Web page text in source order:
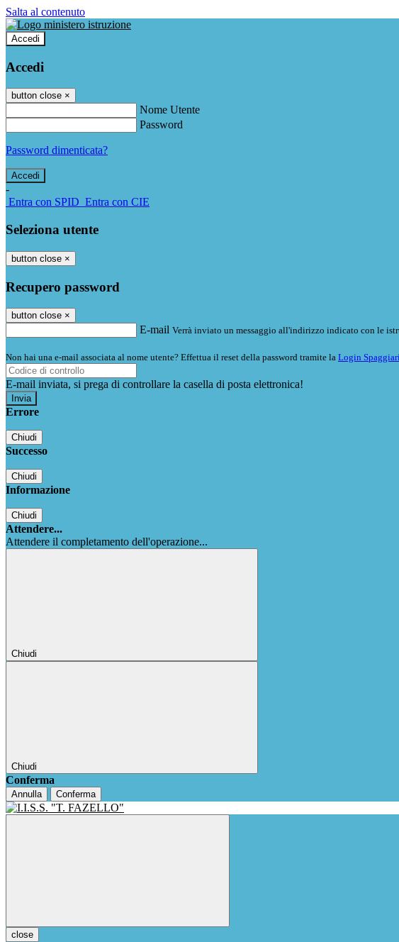
Salta al contenuto
Accedi
Accedi
button close ×
Nome Utente
Password
Password dimenticata?
-
Entra con SPID Entra con CIE
Seleziona utente
button close ×
Recupero password
button close ×
E-mail Verrà inviato un messaggio all'indirizzo indicato con le
Non hai una e-mail associata al nome utente? Effettua il reset della password tramite la Login Spaggiari
E-mail inviata, si prega di controllare la casella di posta elettronica!
Errore
Chiudi
Successo
Chiudi
Informazione
Chiudi
Attendere...
Attendere il completamento dell'operazione...
Chiudi
Chiudi
Conferma
Annulla Conferma
close